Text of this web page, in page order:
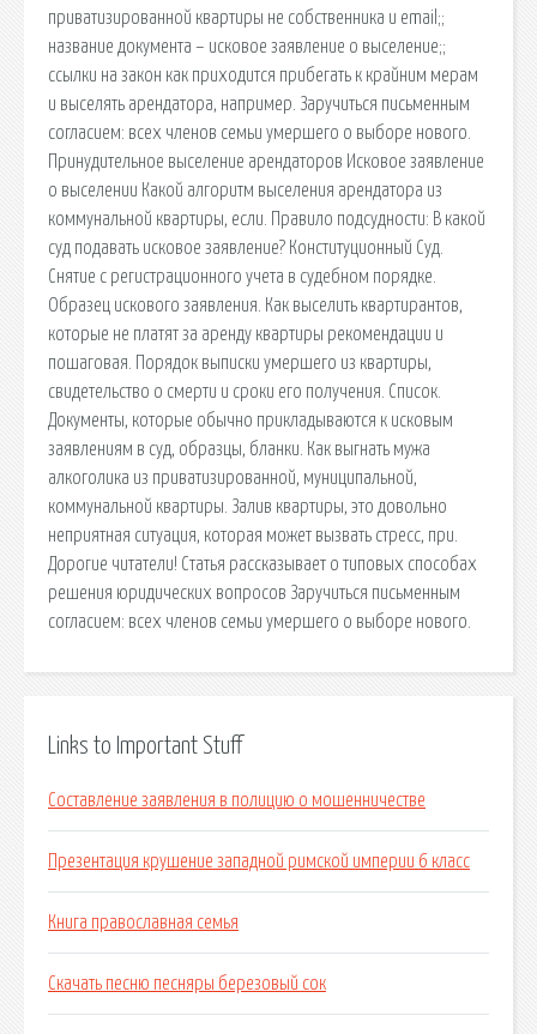
приватизированной квартиры не собственника и email;;
название документа – исковое заявление о выселение;;
ссылки на закон как приходится прибегать к крайним мерам
и выселять арендатора, например. Заручиться письменным
согласием: всех членов семьи умершего о выборе нового.
Принудительное выселение арендаторов Исковое заявление
о выселении Какой алгоритм выселения арендатора из
коммунальной квартиры, если. Правило подсудности: В какой
суд подавать исковое заявление? Конституционный Суд.
Снятие с регистрационного учета в судебном порядке.
Образец искового заявления. Как выселить квартирантов,
которые не платят за аренду квартиры рекомендации и
пошаговая. Порядок выписки умершего из квартиры,
свидетельство о смерти и сроки его получения. Список.
Документы, которые обычно прикладываются к исковым
заявлениям в суд, образцы, бланки. Как выгнать мужа
алкоголика из приватизированной, муниципальной,
коммунальной квартиры. Залив квартиры, это довольно
неприятная ситуация, которая может вызвать стресс, при.
Дорогие читатели! Статья рассказывает о типовых способах
решения юридических вопросов Заручиться письменным
согласием: всех членов семьи умершего о выборе нового.
Links to Important Stuff
Составление заявления в полицию о мошенничестве
Презентация крушение западной римской империи 6 класс
Книга православная семья
Скачать песню песняры березовый сок